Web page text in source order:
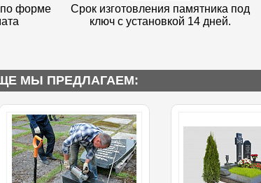
по форме
Срок изготовления памятника под
ключ с установкой 14 дней.
МЫ ПРЕДЛАГАЕМ: